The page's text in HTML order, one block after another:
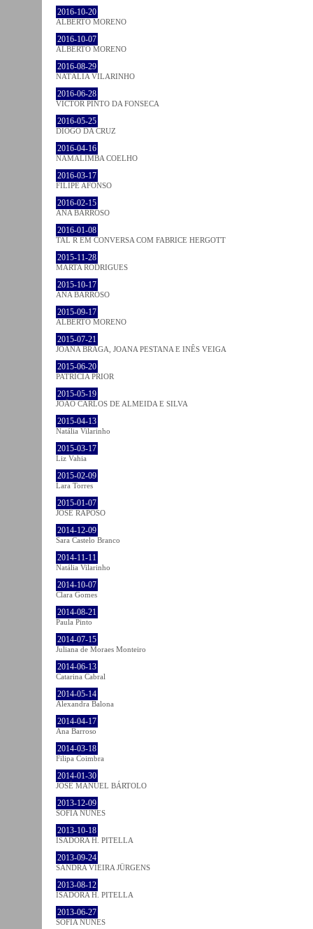
2016-10-20
ALBERTO MORENO
2016-10-07
ALBERTO MORENO
2016-08-29
NATÁLIA VILARINHO
2016-06-28
VICTOR PINTO DA FONSECA
2016-05-25
DIOGO DA CRUZ
2016-04-16
NAMALIMBA COELHO
2016-03-17
FILIPE AFONSO
2016-02-15
ANA BARROSO
2016-01-08
TAL R EM CONVERSA COM FABRICE HERGOTT
2015-11-28
MARTA RODRIGUES
2015-10-17
ANA BARROSO
2015-09-17
ALBERTO MORENO
2015-07-21
JOANA BRAGA, JOANA PESTANA E INÊS VEIGA
2015-06-20
PATRÍCIA PRIOR
2015-05-19
JOÃO CARLOS DE ALMEIDA E SILVA
2015-04-13
Natália Vilarinho
2015-03-17
Liz Vahia
2015-02-09
Lara Torres
2015-01-07
JOSÉ RAPOSO
2014-12-09
Sara Castelo Branco
2014-11-11
Natália Vilarinho
2014-10-07
Clara Gomes
2014-08-21
Paula Pinto
2014-07-15
Juliana de Moraes Monteiro
2014-06-13
Catarina Cabral
2014-05-14
Alexandra Balona
2014-04-17
Ana Barroso
2014-03-18
Filipa Coimbra
2014-01-30
JOSÉ MANUEL BÁRTOLO
2013-12-09
SOFIA NUNES
2013-10-18
ISADORA H. PITELLA
2013-09-24
SANDRA VIEIRA JÜRGENS
2013-08-12
ISADORA H. PITELLA
2013-06-27
SOFIA NUNES